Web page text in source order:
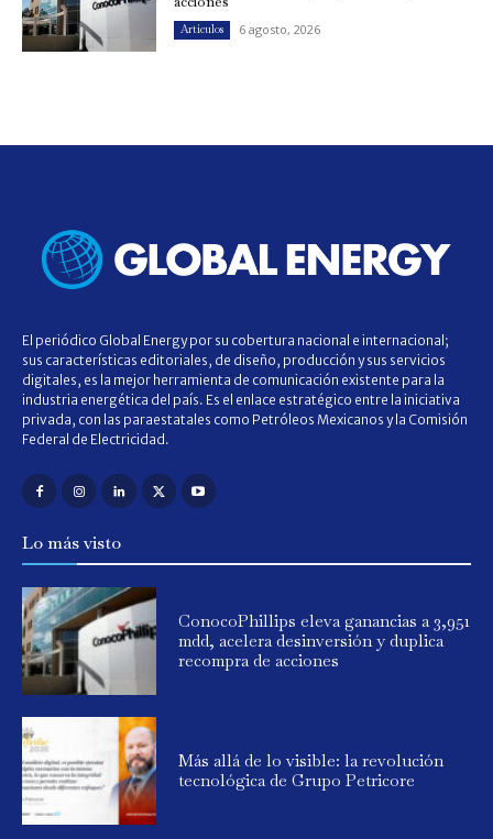
Artículos 6 agosto, 2026
El periódico Global Energy por su cobertura nacional e internacional;
sus características editoriales, de diseño, producción y sus servicios
digitales, es la mejor herramienta de comunicación existente para la
industria energética del país. Es el enlace estratégico entre la iniciativa
privada, con las paraestatales como Petróleos Mexicanos y la Comisión
Federal de Electricidad.
Lo más visto
ConocoPhillips eleva ganancias a 3,951
mdd, acelera desinversión y duplica
recompra de acciones
Más allá de lo visible: la revolución
tecnológica de Grupo Petricore